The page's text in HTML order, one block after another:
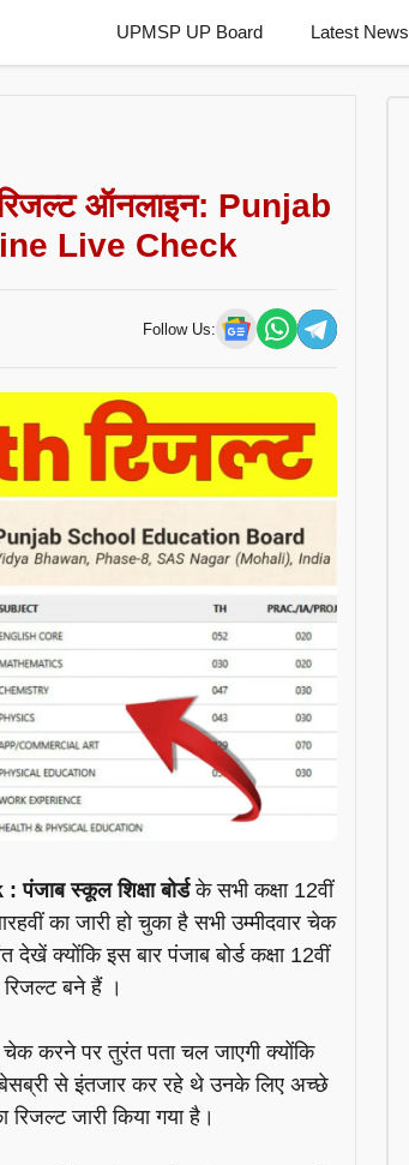
UPMSP UP Board Latest News
ऑनलाइन: Punjab
Live Check
Follow Us:
स्कूल शिक्षा बोर्डके सभी कक्षा 12वीं
का जारी हो चुका है सभी उम्मीदवार चेक
क्योंकि इस बार पंजाब बोर्ड कक्षा 12वीं
बने हैं ।
करने पर तुरंत पता चल जाएगी क्योंकि
बेसब्री से इंतजार कर रहे थे उनके लिए अच्छे
जारी किया गया है।